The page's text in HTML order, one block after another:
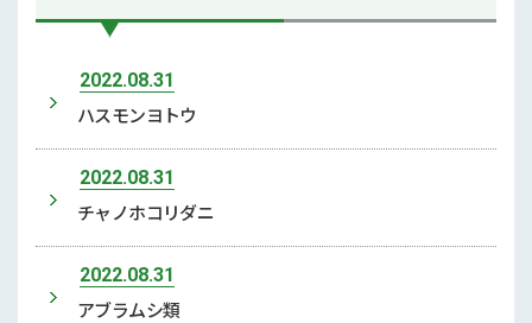
2022.08.31
ハスモンヨトウ
2022.08.31
チャノホコリダニ
2022.08.31
アブラムシ類